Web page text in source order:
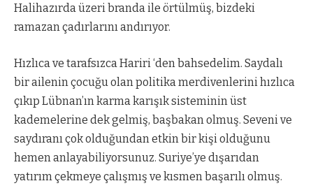
Halihazırda üzeri branda ile örtülmüş, bizdeki
ramazan çadırlarını andırıyor.
Hızlıca ve tarafsızca Hariri ‘den bahsedelim. Saydalı
bir ailenin çocuğu olan politika merdivenlerini hızlıca
çıkıp Lübnan’ın karma karışık sisteminin üst
kademelerine dek gelmiş, başbakan olmuş. Seveni ve
saydıranı çok olduğundan etkin bir kişi olduğunu
hemen anlayabiliyorsunuz. Suriye’ye dışarıdan
yatırım çekmeye çalışmış ve kısmen başarılı olmuş.